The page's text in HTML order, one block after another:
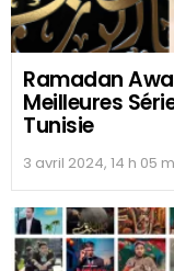
Ramadan
Meilleures
Tunisie
3 avril 2024, 14 h 05